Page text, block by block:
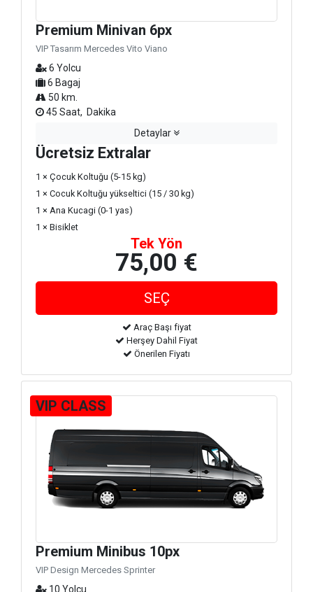
Premium Minivan 6px
VIP Tasarım Mercedes Vito Viano
6 Yolcu
6 Bagaj
50 km.
45 Saat, Dakika
Detaylar
Ücretsiz Extralar
1 × Çocuk Koltuğu (5-15 kg)
1 × Cocuk Koltuğu yükseltici (15 / 30 kg)
1 × Ana Kucagi (0-1 yas)
1 × Bisiklet
Tek Yön
75,00 €
Araç Başı fiyat
Herşey Dahil Fiyat
Önerilen Fiyatı
VIP CLASS
Premium Minibus 10px
VIP Design Mercedes Sprinter
10 Yolcu